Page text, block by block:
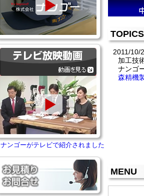
TOPICS
2011/10/
加工技
ナンゴ
森精機
MENU
ナンゴーがテレビで紹介されました